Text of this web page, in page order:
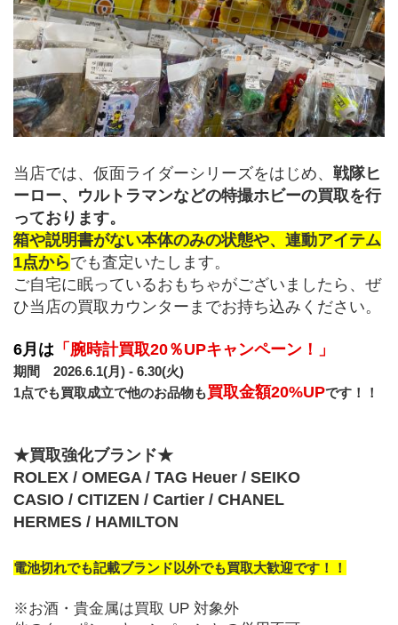
当店では、仮面ライダーシリーズをはじめ、 戦隊ヒ
ーロー、ウルトラマンなどの特撮ホビーの買取を行
っております。
箱や説明書がない本体のみの状態や、連動アイテム
1点からでも査定いたします。
ご自宅に眠っているおもちゃがございましたら、ぜ
ひ当店の買取カウンターまでお持ち込みください。
6月は 「腕時計買取20％UPキャンペーン！」
期間　2026.6.1(月) - 6.30(火)
1点でも買取成立で他のお品物も買取金額20%UPです！！
★買取強化ブランド★
ROLEX / OMEGA / TAG Heuer / SEIKO
CASIO / CITIZEN / Cartier / CHANEL
HERMES / HAMILTON
電池切れでも記載ブランド以外でも買取大歓迎です！！
※お酒・貴金属は買取 UP 対象外